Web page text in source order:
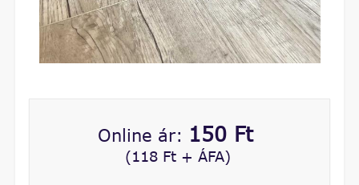
Online ár: 150 Ft
(118 Ft + ÁFA)